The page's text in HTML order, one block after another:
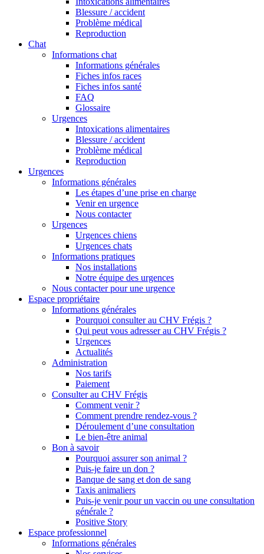
Blessure / accident
Problème médical
Reproduction
Chat
Informations chat
Informations générales
Fiches infos races
Fiches infos santé
FAQ
Glossaire
Urgences
Intoxications alimentaires
Blessure / accident
Problème médical
Reproduction
Urgences
Informations générales
Les étapes d’une prise en charge
Venir en urgence
Nous contacter
Urgences
Urgences chiens
Urgences chats
Informations pratiques
Nos installations
Notre équipe des urgences
Nous contacter pour une urgence
Espace propriétaire
Informations générales
Pourquoi consulter au CHV Frégis ?
Qui peut vous adresser au CHV Frégis ?
Urgences
Actualités
Administration
Nos tarifs
Paiement
Consulter au CHV Frégis
Comment venir ?
Comment prendre rendez-vous ?
Déroulement d’une consultation
Le bien-être animal
Bon à savoir
Pourquoi assurer son animal ?
Puis-je faire un don ?
Banque de sang et don de sang
Taxis animaliers
Puis-je venir pour un vaccin ou une consultation
générale ?
Positive Story
Espace professionnel
Informations générales